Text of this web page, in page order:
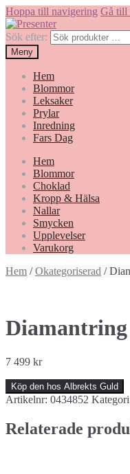
Hoppa till navigering Gå till
Sök efter:
Meny
Hem
Blommor
Leksaker
Prylar
Inredning
Fars Dag
Hem
Blommor
Choklad
Kropp & Hälsa
Nallar
Smycken
Upplevelser
Varukorg
Hem /Okategoriserad /
Diamantring
7 499 kr
Köp den hos Albrekts Guld
Artikelnr: 0434852
Relaterade